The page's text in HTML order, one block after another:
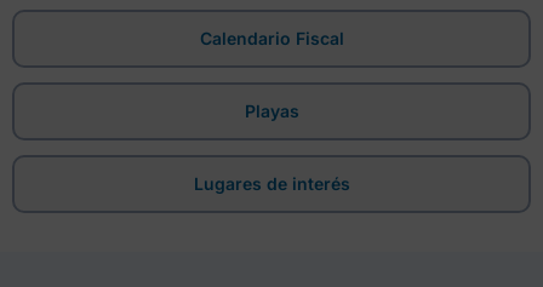
Calendario Fiscal
Playas
Lugares de interés